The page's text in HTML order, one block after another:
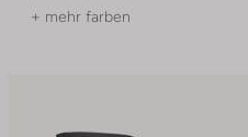
+ mehr farben